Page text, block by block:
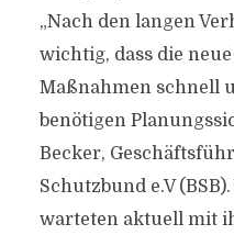
„Nach den langen
wichtig, dass die
Maßnahmen schnell
benötigen
Becker,
Schutzbund e.V
warteten aktuell mit